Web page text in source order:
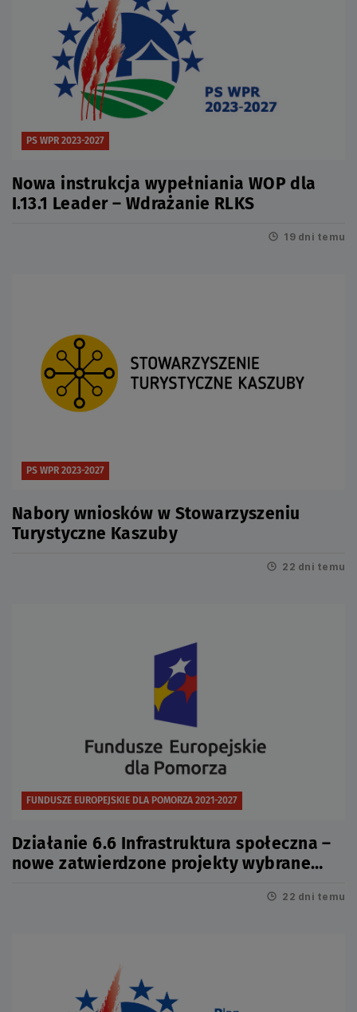
PS WPR 2023-2027
Nowa instrukcja wypełniania WOP dla
I.13.1 Leader – Wdrażanie RLKS
19 dni temu
PS WPR 2023-2027
Nabory wniosków w Stowarzyszeniu
Turystyczne Kaszuby
22 dni temu
FUNDUSZE EUROPEJSKIE DLA POMORZA 2021-2027
Działanie 6.6 Infrastruktura społeczna –
nowe zatwierdzone projekty wybrane
22 dni temu